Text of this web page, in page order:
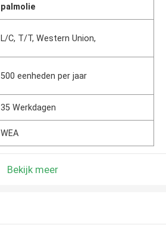
palmolie
L/C, T/T, Western Union,
500 eenheden per jaar
35 Werkdagen
WEA
Bekijk meer